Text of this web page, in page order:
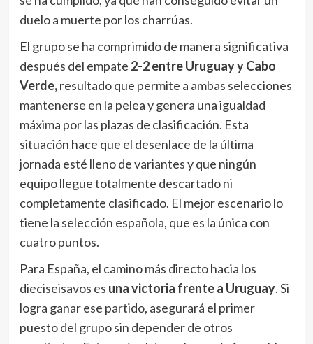
duelo a muerte por los charrúas.
El grupo se ha comprimido de manera significativa
después del empate 2-2 entre Uruguay y Cabo
Verde,resultado que permite a ambas selecciones
mantenerse en la pelea y genera una igualdad
máxima por las plazas de clasificación. Esta
situación hace que el desenlace de la última
jornada esté lleno de variantes y que ningún
equipo llegue totalmente descartado ni
completamente clasificado. El mejor escenario lo
tiene la selección española, que es la única con
cuatro puntos.
Para España, el camino más directo hacia los
dieciseisavos es una victoria frente a Uruguay. Si
logra ganar ese partido, asegurará el primer
puesto del grupo sin depender de otros